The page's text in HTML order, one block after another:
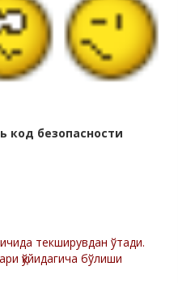
текширувдан ўтади.
қўйидагича бўлиши